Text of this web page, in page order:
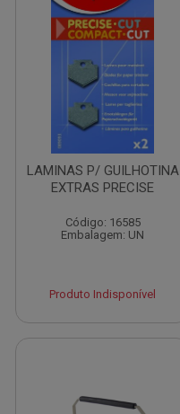
LAMINAS P/ GUILHOTINA
EXTRAS PRECISE
Código: 16585
Embalagem: UN
Produto Indisponível